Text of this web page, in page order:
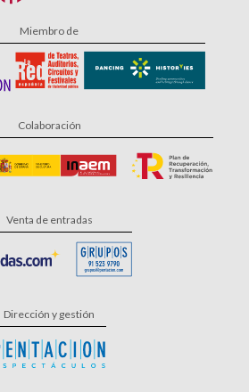
Miembro de
Colaboración
Venta de entradas
Dirección y gestión